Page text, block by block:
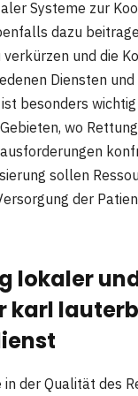
Systeme zur
dazu
und die
Diensten
besonders
wo
sollen
der
lokaler
karl
in der Qualität des